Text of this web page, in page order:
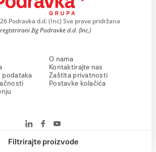
Filtrirajte proizvode
Podravka d.d. (Inc) Sva prava pridržana
žig Podravke d.d. (Inc.)
O nama
Kontaktirajte nas
Zaštita privatnosti
Postavke kolačića